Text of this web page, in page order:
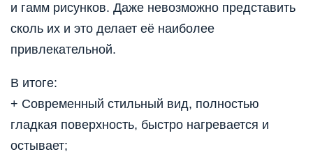
и гамм рисунков. Даже невозможно представить
сколь их и это делает её наиболее
привлекательной.
В итоге:
+ Современный стильный вид, полностью
гладкая поверхность, быстро нагревается и
остывает;